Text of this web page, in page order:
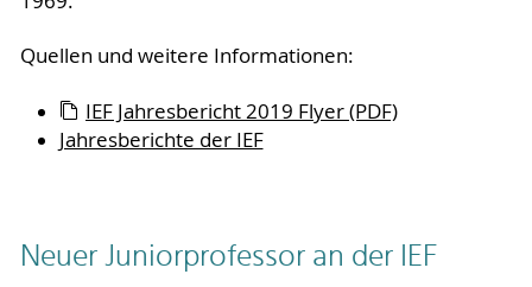
Quellen und weitere Informationen:
IEF Jahresbericht 2019 Flyer (PDF)
Jahresberichte der IEF
Neuer Juniorprofessor an der IEF